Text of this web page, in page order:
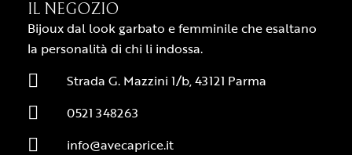
IL NEGOZIO
Bijoux dal look garbato e femminile che esaltano
la personalità di chi li indossa.
Strada G. Mazzini 1/b, 43121 Parma
0521 348263
info@avecaprice.it